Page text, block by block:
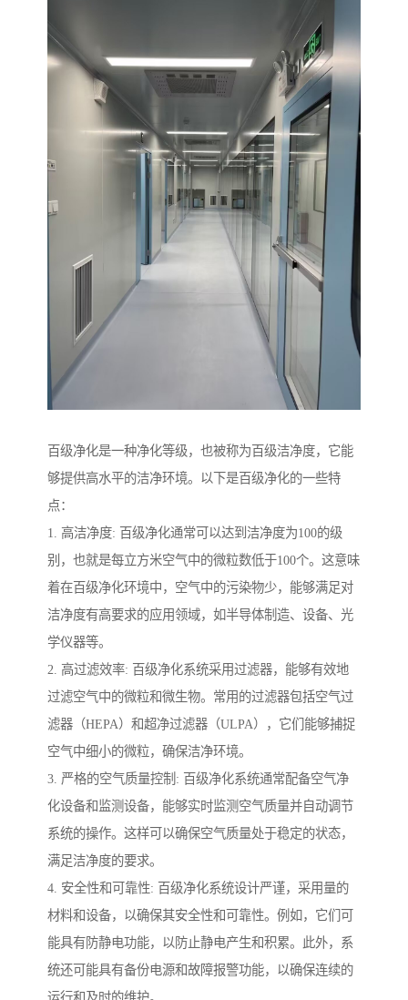
百级净化是一种净化等级，也被称为百级洁净度，它能
够提供高水平的洁净环境。以下是百级净化的一些特
点：
1. 高洁净度: 百级净化通常可以达到洁净度为100的级
别，也就是每立方米空气中的微粒数低于100个。这意味
着在百级净化环境中，空气中的污染物少，能够满足对
洁净度有高要求的应用领域，如半导体制造、设备、光
学仪器等。
2. 高过滤效率: 百级净化系统采用过滤器，能够有效地
过滤空气中的微粒和微生物。常用的过滤器包括空气过
滤器（HEPA）和超净过滤器（ULPA），它们能够捕捉
空气中细小的微粒，确保洁净环境。
3. 严格的空气质量控制: 百级净化系统通常配备空气净
化设备和监测设备，能够实时监测空气质量并自动调节
系统的操作。这样可以确保空气质量处于稳定的状态，
满足洁净度的要求。
4. 安全性和可靠性: 百级净化系统设计严谨，采用量的
材料和设备，以确保其安全性和可靠性。例如，它们可
能具有防静电功能，以防止静电产生和积累。此外，系
统还可能具有备份电源和故障报警功能，以确保连续的